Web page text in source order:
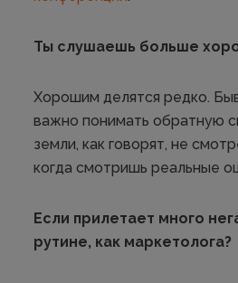
Ты слушаешь больше
Хорошим делятся редко.
важно понимать обратную
земли, как говорят, не
когда смотришь реальные
Если прилетает много
рутине, как маркетолога?